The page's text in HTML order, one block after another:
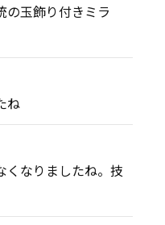
の玉飾り付きミラ
ね
くなりましたね。技